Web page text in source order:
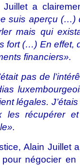
a
suis aperçu (…)
mais qui
fort (…) En effet,
financiers».
pas de
légales.
les récupérer
Alain Juillet
négocier